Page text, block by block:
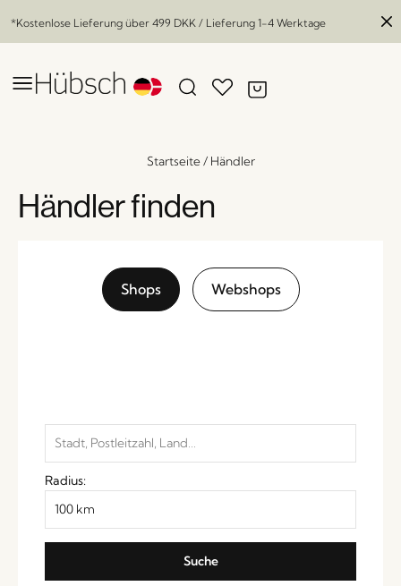
*Kostenlose Lieferung über 499 DKK / Lieferung 1-4 Werktage
Startseite/ Händler
Händler finden
Shops Webshops
Radius: